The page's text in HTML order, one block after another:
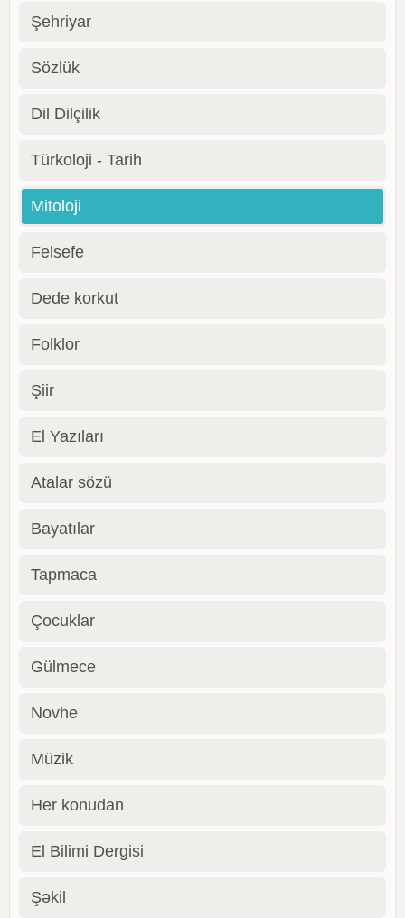
Şehriyar
Sözlük
Dil Dilçilik
Türkoloji - Tarih
Mitoloji
Felsefe
Dede korkut
Folklor
Şiir
El Yazıları
Atalar sözü
Bayatılar
Tapmaca
Çocuklar
Gülmece
Novhe
Müzik
Her konudan
El Bilimi Dergisi
Şəkil